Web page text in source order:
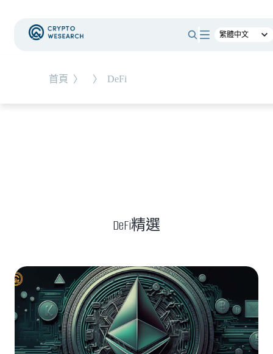
首頁 〉 〉 DeFi
時事觀點
DeFi精選